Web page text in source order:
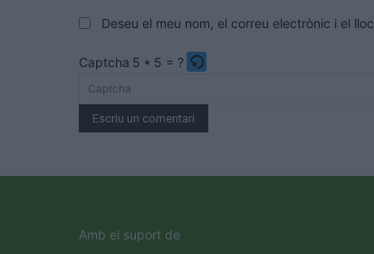
Deseu el meu nom, el correu electrònic i el
Captcha 5 * 5 = ?
Please
enter
the
Amb el suport de